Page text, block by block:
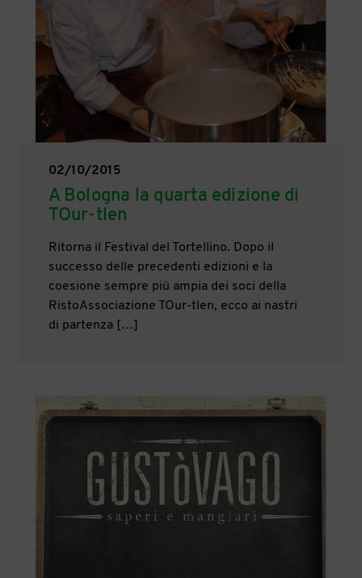
02/10/2015
A Bologna la quarta edizione di
TOur-tlen
Ritorna il Festival del Tortellino. Dopo il
successo delle precedenti edizioni e la
coesione sempre più ampia dei soci della
RistoAssociazione TOur-tlen, ecco ai nastri
di partenza […]